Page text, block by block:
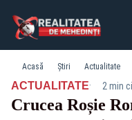
Acasă Știri Actualitate
ACTUALITATE· 2 min
Crucea Roșie